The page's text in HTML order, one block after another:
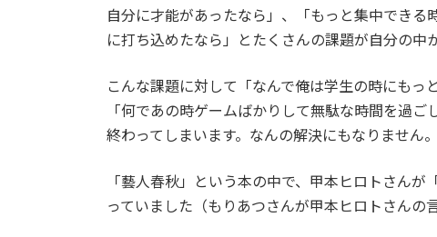
自分に才能があったなら」、「もっと集中でき
に打ち込めたなら」とたくさんの課題が自分の中
こんな課題に対して「なんで俺は学生の時にもっ
「何であの時ゲームばかりして無駄な時間を過
終わってしまいます。なんの解決にもなりません。
「藝人春秋」という本の中で、甲本ヒロトさん
っていました（もりあつさんが甲本ヒロトさんの